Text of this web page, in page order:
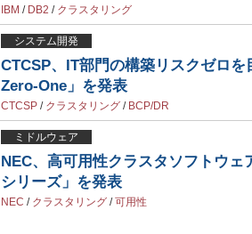
IBM / DB2 / クラスタリング
システム開発
CTCSP、IT部門の構築リスクゼロ
Zero-One」を発表
CTCSP / クラスタリング / BCP/DR
ミドルウェア
NEC、高可用性クラスタソフトウ
シリーズ」を発表
NEC / クラスタリング /可用性